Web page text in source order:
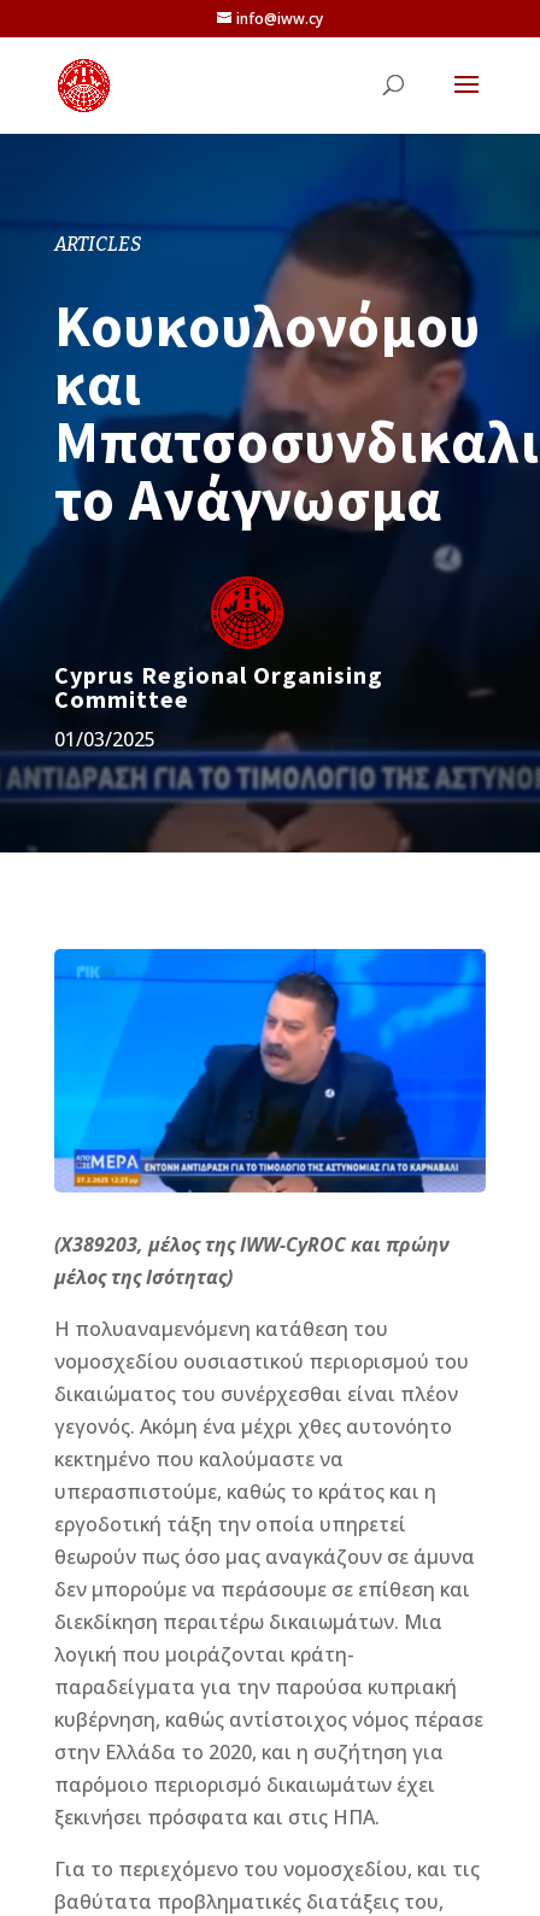
info@iww.cy
ARTICLES
Κουκουλονόμου
και
το Ανάγνωσμα
Cyprus Regional Organising
Committee
01/03/2025
(X389203, μέλος της IWW-CyROC και πρώην
μέλος της Ισότητας)
Η πολυαναμενόμενη κατάθεση του
νομοσχεδίου ουσιαστικού περιορισμού του
δικαιώματος του συνέρχεσθαι είναι πλέον
γεγονός. Ακόμη ένα μέχρι χθες αυτονόητο
κεκτημένο που καλούμαστε να
υπερασπιστούμε, καθώς το κράτος και η
εργοδοτική τάξη την οποία υπηρετεί
θεωρούν πως όσο μας αναγκάζουν σε άμυνα
δεν μπορούμε να περάσουμε σε επίθεση και
διεκδίκηση περαιτέρω δικαιωμάτων. Μια
λογική που μοιράζονται κράτη-
παραδείγματα για την παρούσα κυπριακή
κυβέρνηση, καθώς αντίστοιχος νόμος πέρασε
στην Ελλάδα το 2020, και η συζήτηση για
παρόμοιο περιορισμό δικαιωμάτων έχει
ξεκινήσει πρόσφατα και στις ΗΠΑ.
Για το περιεχόμενο του νομοσχεδίου, και τις
βαθύτατα προβληματικές διατάξεις του,